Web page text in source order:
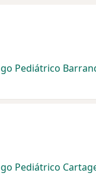
Pediátrico
Pediátrico